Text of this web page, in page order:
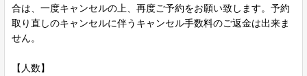
合は、一度キャンセルの上、再度ご予約をお願い致します。予約
取り直しのキャンセルに伴うキャンセル手数料のご返金は出来ま
せん。
【人数】